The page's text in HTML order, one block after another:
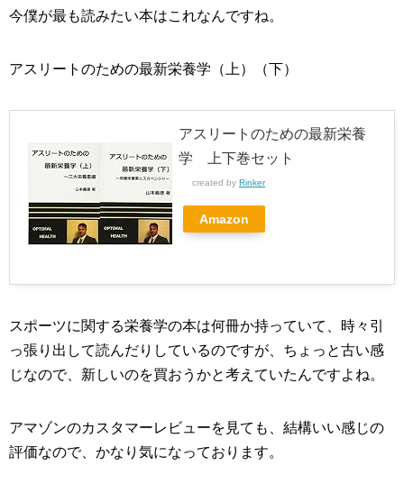
今僕が最も読みたい本はこれなんですね。
アスリートのための最新栄養学（上）（下）
アスリートのための最新栄養
学 上下巻セット
created by Rinker
Amazon
スポーツに関する栄養学の本は何冊か持っていて、時々引
っ張り出して読んだりしているのですが、ちょっと古い感
じなので、新しいのを買おうかと考えていたんですよね。
アマゾンのカスタマーレビューを見ても、結構いい感じの
評価なので、かなり気になっております。